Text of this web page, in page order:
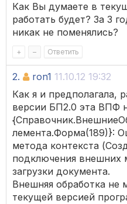
Как Вы думаете в
работать будет? За 3
никак не поменялись?
+ – Ответить
2. ron1 11.10.12 19:32
Как я и предполагала,
версии БП2.0 эта ВПФ
лемента.Форма(189)}:
метода контекста
подключения внешних
загрузки документа.
Внешняя обработка не
текущей версией